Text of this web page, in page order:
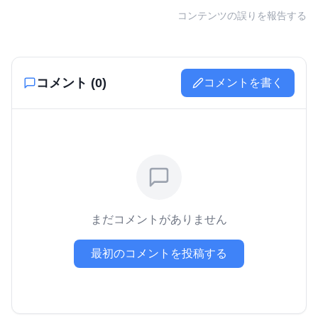
コンテンツの誤りを報告する
コメント (0) コメントを書く
まだコメントがありません
最初のコメントを投稿する